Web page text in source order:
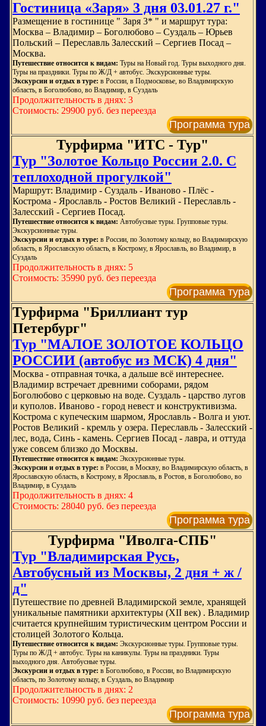
Гостиница «Заря» 3 дня 03.01.27 г."
Размещение в гостинице " Заря 3* " и маршрут тура:
Москва – Владимир – Боголюбово – Суздаль – Юрьев
Польский – Переславль Залесский – Сергиев Посад –
Москва.
Путешествие относится к видам: Туры на Новый год. Туры выходного дня.
Туры на праздники. Туры по Ж/Д + автобус. Экскурсионные туры.
Экскурсии и отдых в туре: в России, в Подмосковье, во Владимирскую
область, в Боголюбово, во Владимир, в Суздаль
Продолжительность в днях: 3
Стоимость: 29900 руб. без переезда
Программа тура
Турфирма "ИТС - Тур"
Тур "Золотое Кольцо России 2.0. С
теплоходной прогулкой"
Маршрут: Владимир - Суздаль - Иваново - Плёс -
Кострома - Ярославль - Ростов Великий - Переславль -
Залесский - Сергиев Посад.
Путешествие относится к видам: Автобусные туры. Групповые туры.
Экскурсионные туры.
Экскурсии и отдых в туре: в России, по Золотому кольцу, во Владимирскую
область, в Ярославскую область, в Кострому, в Ярославль, во Владимир, в
Суздаль
Продолжительность в днях: 5
Стоимость: 35990 руб. без переезда
Программа тура
Турфирма "Бриллиант тур
Петербург"
Тур "МАЛОЕ ЗОЛОТОЕ КОЛЬЦО
РОССИИ (автобус из МСК) 4 дня"
Москва - отправная точка, а дальше всё интереснее.
Владимир встречает древними соборами, рядом
Боголюбово с церковью на воде. Суздаль - царство лугов
и куполов. Иваново - город невест и конструктивизма.
Кострома с купеческим шармом, Ярославль - Волга и уют.
Ростов Великий - кремль у озера. Переславль - Залесский -
лес, вода, Синь - камень. Сергиев Посад - лавра, и оттуда
уже совсем близко до Москвы.
Путешествие относится к видам: Экскурсионные туры.
Экскурсии и отдых в туре: в России, в Москву, во Владимирскую область, в
Ярославскую область, в Кострому, в Ярославль, в Ростов, в Боголюбово, во
Владимир, в Суздаль
Продолжительность в днях: 4
Стоимость: 28040 руб. без переезда
Программа тура
Турфирма "Иволга-СПБ"
Тур "Владимирская Русь,
Автобусный из Москвы, 2 дня + ж /
д"
Путешествие по древней Владимирской земле, хранящей
уникальные памятники архитектуры (XII век) . Владимир
считается крупнейшим туристическим центром России и
столицей Золотого Кольца.
Путешествие относится к видам: Экскурсионные туры. Групповые туры.
Туры по Ж/Д + автобус. Туры на каникулы. Туры на праздники. Туры
выходного дня. Автобусные туры.
Экскурсии и отдых в туре: в Боголюбово, в России, во Владимирскую
область, по Золотому кольцу, в Суздаль, во Владимир
Продолжительность в днях: 2
Стоимость: 10990 руб. без переезда
Программа тура